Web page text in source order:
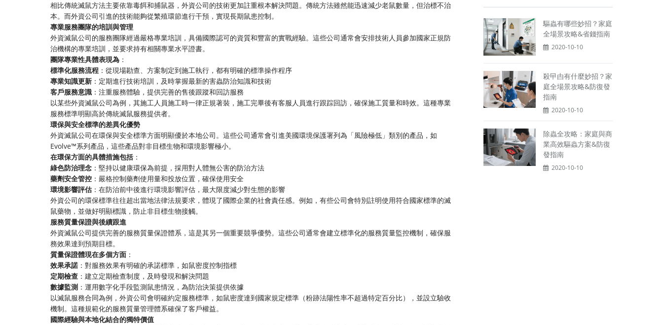
相比傳統滅鼠方法主要依靠毒餌和捕鼠器，外資公司的技術更加註重根本解決問題。傳統方法雖然能迅速減少老鼠數量，但治標不治
本。而外資公司引進的技術能夠從繁殖環節進行干預，實現長期鼠患控制。
專業服務團隊的培訓與管理
外資滅鼠公司的服務團隊經過嚴格專業培訓，具備國際認可的資質和豐富的實戰經驗。這些公司通常會安排技術人員參加國家正規防
治機構的專業培訓，並要求持有相關專業水平證書。
團隊專業性具體表現為 ：
標準化服務流程 ：從現場勘查、方案制定到施工執行，都有明確的標準操作程序
專業知識更新 ：定期進行技術培訓，及時掌握最新的害蟲防治知識和技術
客戶服務意識 ：注重服務體驗，提供完善的售後跟蹤和回訪服務
以某些外資滅鼠公司為例，其施工人員施工時一律正規著裝，施工完畢後有客服人員進行跟踪回訪，確保施工質量和時效。這種專業
服務標準明顯高於傳統滅鼠服務提供者。
環保與安全標準的差異化優勢
外資滅鼠公司在環保與安全標準方面明顯優於本地公司。這些公司通常會引進美國環境保護署列為「風險極低」類別的產品，如
Evolve™系列產品，這些產品對非目標生物和環境影響極小。
在環保方面的具體措施包括：
綠色防治理念 ：堅持以健康環保為前提，採用對人體無公害的防治方法
藥劑安全管控 ：嚴格控制藥劑使用量和投放位置，確保使用安全
環境影響評估 ：在防治前中後進行環境影響評估，最大限度減少對生態的影響
外資公司的環保標準往往超出當地法律法規要求，體現了國際企業的社會責任感。例如，有些公司會特別註明使用符合國家標準的滅
鼠藥物，並做好明顯標識，防止非目標生物接觸。
服務質量保證與後續跟進
外資滅鼠公司提供完善的服務質量保證體系，這是其另一個重要競爭優勢。這些公司通常會建立標準化的服務質量監控機制，確保服
務效果達到預期目標。
質量保證體現在多個方面 ：
效果承諾 ：對服務效果有明確的承諾標準，如鼠密度控制指標
定期檢查 ：建立定期檢查制度，及時發現和解決問題
數據監測 ：運用數字化手段監測鼠患情況，為防治決策提供依據
以滅鼠服務合同為例，外資公司會明確約定服務標準，如鼠密度達到國家規定標準（粉跡法陽性率不超過特定百分比），並設立驗收
機制。這種規範化的服務質量管理體系確保了客戶權益。
國際經驗與本地化結合的獨特價值
驅蟲有哪些妙招？家庭
全場景攻略&省錢指南
2020-10-10
殺曱甴有什麼妙招？家
庭全場景攻略&防復發
指南
2020-10-10
除蟲全攻略：家庭與商
業高效驅蟲方案&防復
發指南
2020-10-10